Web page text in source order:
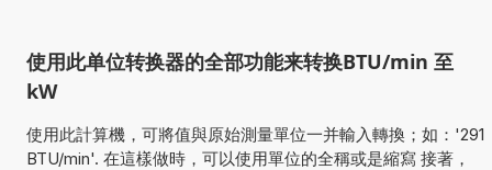
使用此单位转换器的全部功能来转换BTU/min 至
kW
使用此計算機，可將值與原始測量單位一并輸入轉換；如：'291
BTU/min'. 在這樣做時，可以使用單位的全稱或是縮寫 接著，